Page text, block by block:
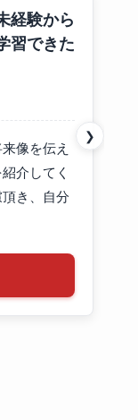
経験から
習できた
像を伝え
介してく
き、自分
❯